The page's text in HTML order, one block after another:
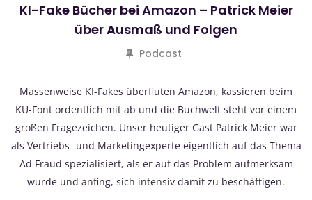
KI-Fake Bücher bei Amazon – Patrick Meier
über Ausmaß und Folgen
Podcast
Massenweise KI-Fakes überfluten Amazon, kassieren beim
KU-Font ordentlich mit ab und die Buchwelt steht vor einem
großen Fragezeichen. Unser heutiger Gast Patrick Meier war
als Vertriebs- und Marketingexperte eigentlich auf das Thema
Ad Fraud spezialisiert, als er auf das Problem aufmerksam
wurde und anfing, sich intensiv damit zu beschäftigen.